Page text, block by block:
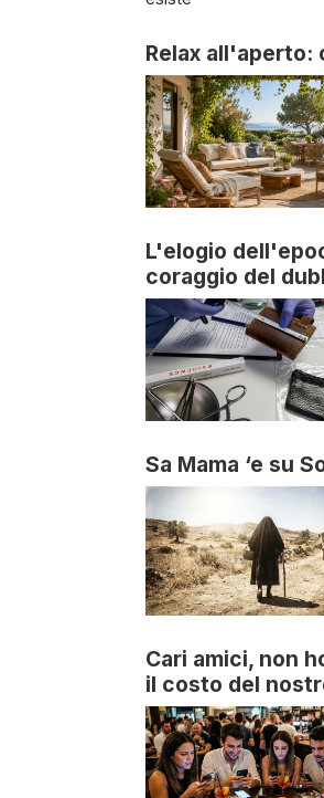
Relax
L'elogio
coraggio del
Sa Mama ‘e su
Cari amici, non
il costo del